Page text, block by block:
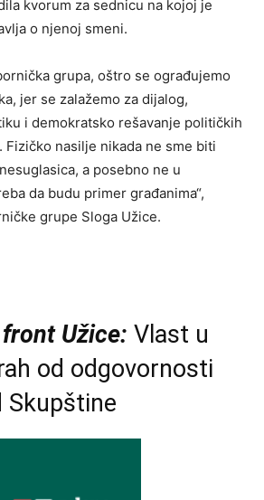
kvorum za sednicu na kojoj je
o njenoj smeni.
grupa, oštro se ograđujemo
jer se zalažemo za dijalog,
i demokratsko rešavanje političkih
Fizičko nasilje nikada ne sme biti
a posebno ne u
da budu primer građanima“,
grupe Sloga Užice.
Užice: Vlast u
od odgovornosti
Skupštine